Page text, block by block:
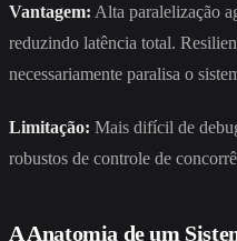
Vantagem: Alta paralelização
reduzindo latência total.
necessariamente paralisa o
Limitação: Mais difícil de
robustos de controle de
A Anatomia de um